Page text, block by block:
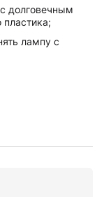
долговечным
лампу с